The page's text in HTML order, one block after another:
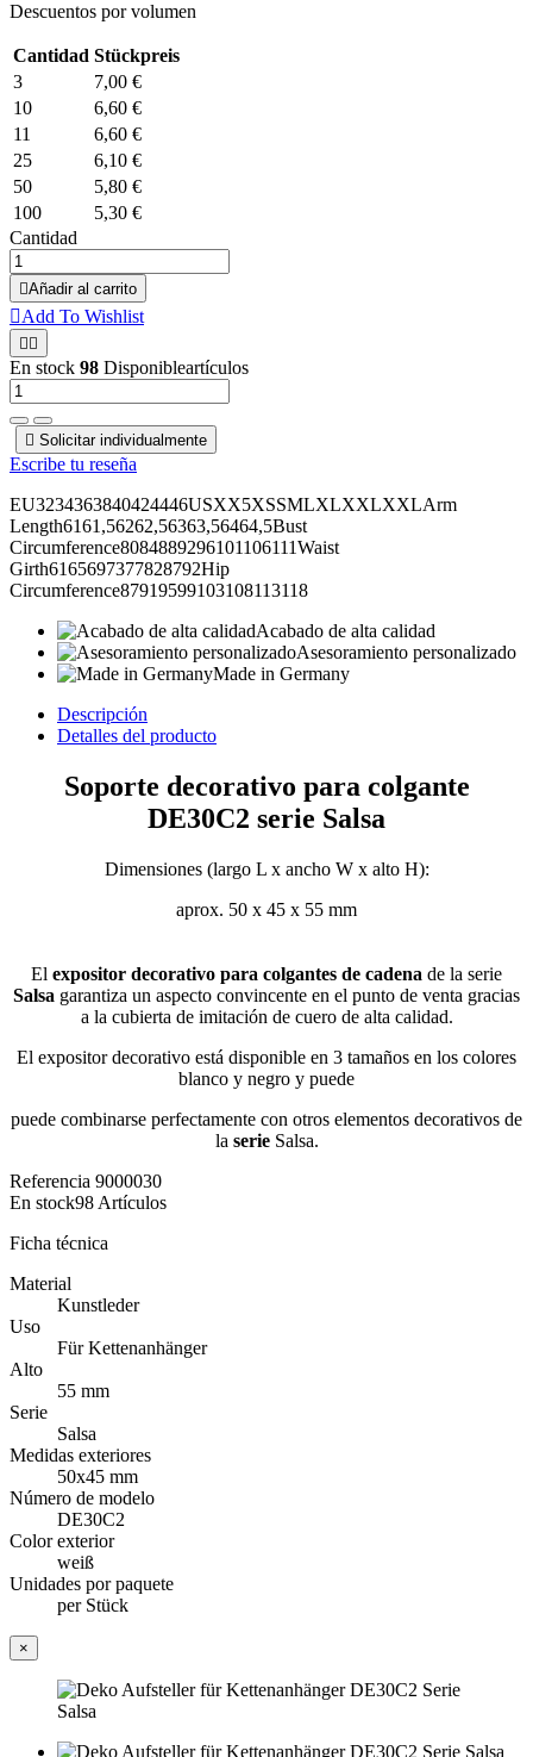
Descuentos por volumen
Cantidad Stückpreis
3
7,00 €
10
6,60 €
11
6,60 €
25
6,10 €
50
5,80 €
100
5,30 €
Cantidad
Añadir al carrito
Add To Wishlist
 
En stock 98 Disponibleartículos
 Solicitar individualmente
Escribe tu reseña
EU3234363840424446USXX5XSSMLXLXXLXXLArm
Length6161,56262,56363,56464,5Bust
Circumference8084889296101106111Waist
Girth6165697377828792Hip
Circumference87919599103108113118
Acabado de alta calidad
Asesoramiento personalizado
Made in Germany
Descripción
Detalles del producto
Soporte decorativo para colgante
DE30C2 serie Salsa
Dimensiones (largo L x ancho W x alto H):
aprox. 50 x 45 x 55 mm
El expositor decorativo para colgantes de cadena de la serie
Salsa garantiza un aspecto convincente en el punto de venta gracias
a la cubierta de imitación de cuero de alta calidad.
El expositor decorativo está disponible en 3 tamaños en los colores
blanco y negro y puede
puede combinarse perfectamente con otros elementos decorativos de
la serieSalsa.
Referencia 9000030
En stock98 Artículos
Ficha técnica
Material
Kunstleder
Uso
Für Kettenanhänger
Alto
55 mm
Serie
Salsa
Medidas exteriores
50x45 mm
Número de modelo
DE30C2
Color exterior
weiß
Unidades por paquete
per Stück
×